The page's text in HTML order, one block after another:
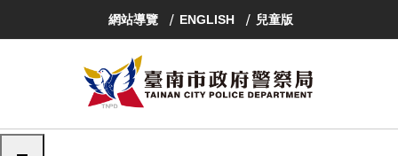
區
網站導覽 ENGLISH 兒童版